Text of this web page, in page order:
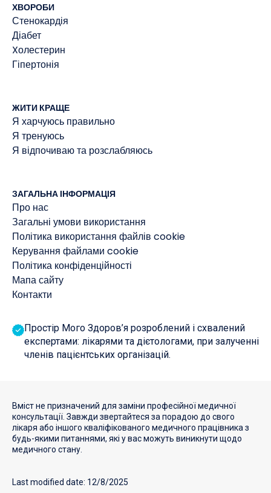
ХВОРОБИ
Стенокардія
Діабет
Xолестерин
Гіпертонія
ЖИТИ КРАЩЕ
Я харчуюсь правильно
Я тренуюсь
Я відпочиваю та розслабляюсь
ЗАГАЛЬНА ІНФОРМАЦІЯ
Про нас
Загальні умови використання
Політика використання файлів cookie
Керування файлами cookie
Політика конфіденційності
Мапа сайту
Контакти
Простір Мого Здоров’я розроблений і схвалений
експертами: лікарями та дієтологами, при залученні
членів пацієнтських організацій.
Вміст не призначений для заміни професійної медичної
консультації. Завжди звертайтеся за порадою до свого
лікаря або іншого кваліфікованого медичного працівника з
будь-якими питаннями, які у вас можуть виникнути щодо
медичного стану.
Last modified date: 12/8/2025